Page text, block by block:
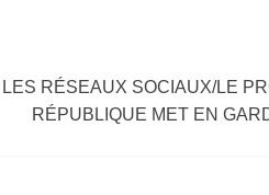
RÉSEAUX SOCIAUX/LE
RÉPUBLIQUE MET EN